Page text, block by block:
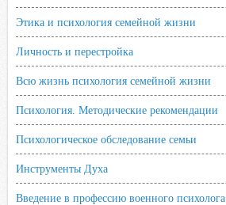
Этика и психология семейной жизни
Личность и перестройка
Всю жизнь психология семейной жизни
Психология. Методические рекомендации
Психологическое обследование семьи
Инструменты Духа
Введение в профессию военного психолога